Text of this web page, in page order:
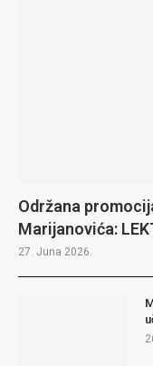
Održana
Marijanovića:
27. Juna 2026.